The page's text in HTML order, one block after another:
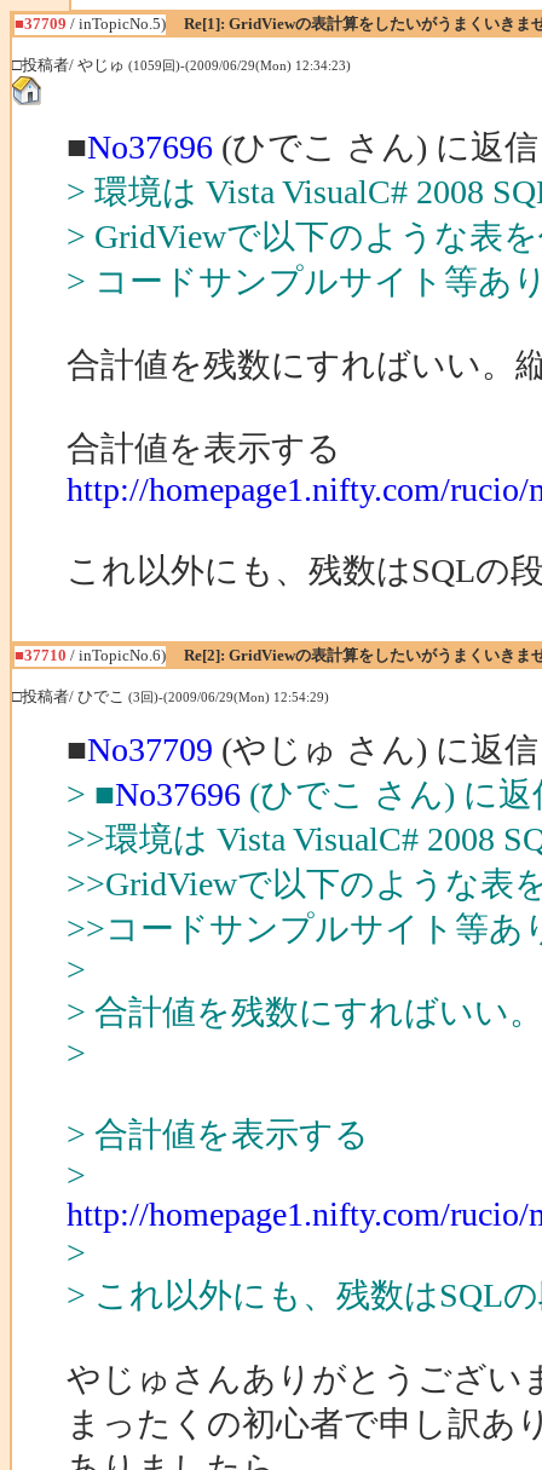
■37709 / inTopicNo.5) Re[1]: GridViewの表計算をしたいがうまくいきま
□投稿者/ やじゅ (1059回)-(2009/06/29(Mon) 12:34:23)
■No37696 (ひでこ さん) に返信
> 環境は Vista VisualC# 2008
> GridViewで以下のような表
> コードサンプルサイト等あ
合計値を残数にすればいい。
合計値を表示する
http://homepage1.nifty.com/
これ以外にも、残数はSQLの
■37710 / inTopicNo.6) Re[2]: GridViewの表計算をしたいがうまくいきま
□投稿者/ ひでこ (3回)-(2009/06/29(Mon) 12:54:29)
■No37709 (やじゅ さん) に返信
> ■No37696 (ひでこ さん) に返
>>環境は Vista VisualC# 2008
>>GridViewで以下のような表
>>コードサンプルサイト等
>
> 合計値を残数にすればいい
>
> 合計値を表示する
>
http://homepage1.nifty.com/
>
> これ以外にも、残数はSQL
やじゅさんありがとうござい
まったくの初心者で申し訳あ